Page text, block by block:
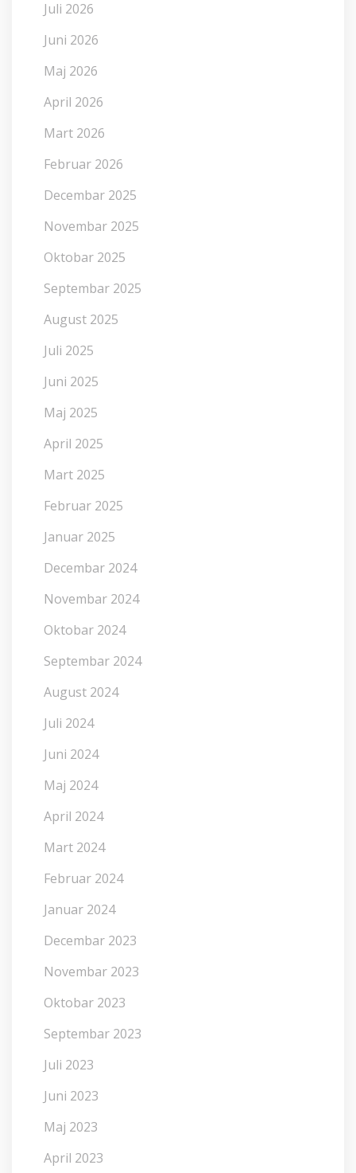
Juli 2026
Juni 2026
Maj 2026
April 2026
Mart 2026
Februar 2026
Decembar 2025
Novembar 2025
Oktobar 2025
Septembar 2025
August 2025
Juli 2025
Juni 2025
Maj 2025
April 2025
Mart 2025
Februar 2025
Januar 2025
Decembar 2024
Novembar 2024
Oktobar 2024
Septembar 2024
August 2024
Juli 2024
Juni 2024
Maj 2024
April 2024
Mart 2024
Februar 2024
Januar 2024
Decembar 2023
Novembar 2023
Oktobar 2023
Septembar 2023
Juli 2023
Juni 2023
Maj 2023
April 2023